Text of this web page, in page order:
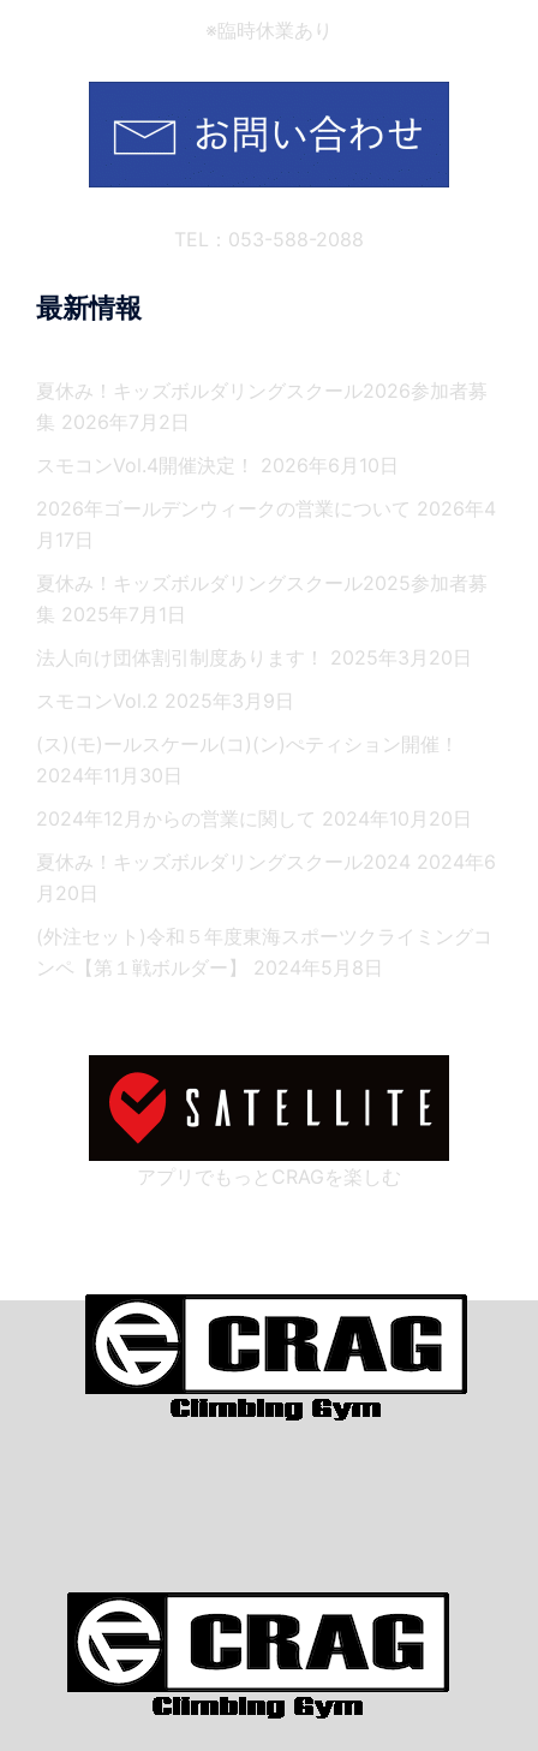
※臨時休業あり
TEL：053-588-2088
最新情報
夏休み！キッズボルダリングスクール2026参加者募
集 2026年7月2日
スモコンVol.4開催決定！
2026年6月10日
2026年ゴールデンウィークの営業について 2026年4
月17日
夏休み！キッズボルダリングスクール2025参加者募
集 2025年7月1日
法人向け団体割引制度あります！
2025年3月20日
スモコンVol.2 2025年3月9日
(ス)(モ)ールスケール(コ)(ン)ぺティション開催！
2024年11月30日
2024年12月からの営業に関して 2024年10月20日
夏休み！キッズボルダリングスクール2024 2024年6
月20日
(外注セット)令和５年度東海スポーツクライミングコ
ンペ【第１戦ボルダー】
2024年5月8日
アプリでもっとCRAGを楽しむ